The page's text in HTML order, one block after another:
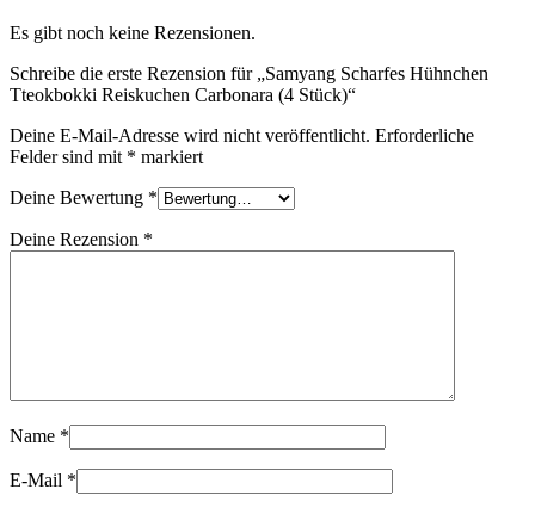
Es gibt noch keine Rezensionen.
Schreibe die erste Rezension für „Samyang Scharfes Hühnchen
Tteokbokki Reiskuchen Carbonara (4 Stück)“
Deine E-Mail-Adresse wird nicht veröffentlicht. Erforderliche
Felder sind mit * markiert
Deine Bewertung *
Deine Rezension *
Name *
E-Mail *